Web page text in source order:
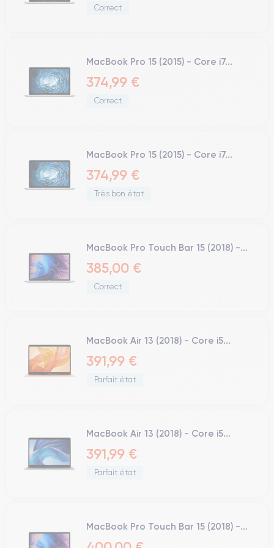
Correct
MacBook Pro 15 (2015) - Core i7...
374,99 €
Correct
MacBook Pro 15 (2015) - Core i7...
374,99 €
Très bon état
MacBook Pro Touch Bar 15 (2018) -...
385,00 €
Correct
MacBook Air 13 (2018) - Core i5...
391,99 €
Parfait état
MacBook Air 13 (2018) - Core i5...
391,99 €
Parfait état
MacBook Pro Touch Bar 15 (2018) -...